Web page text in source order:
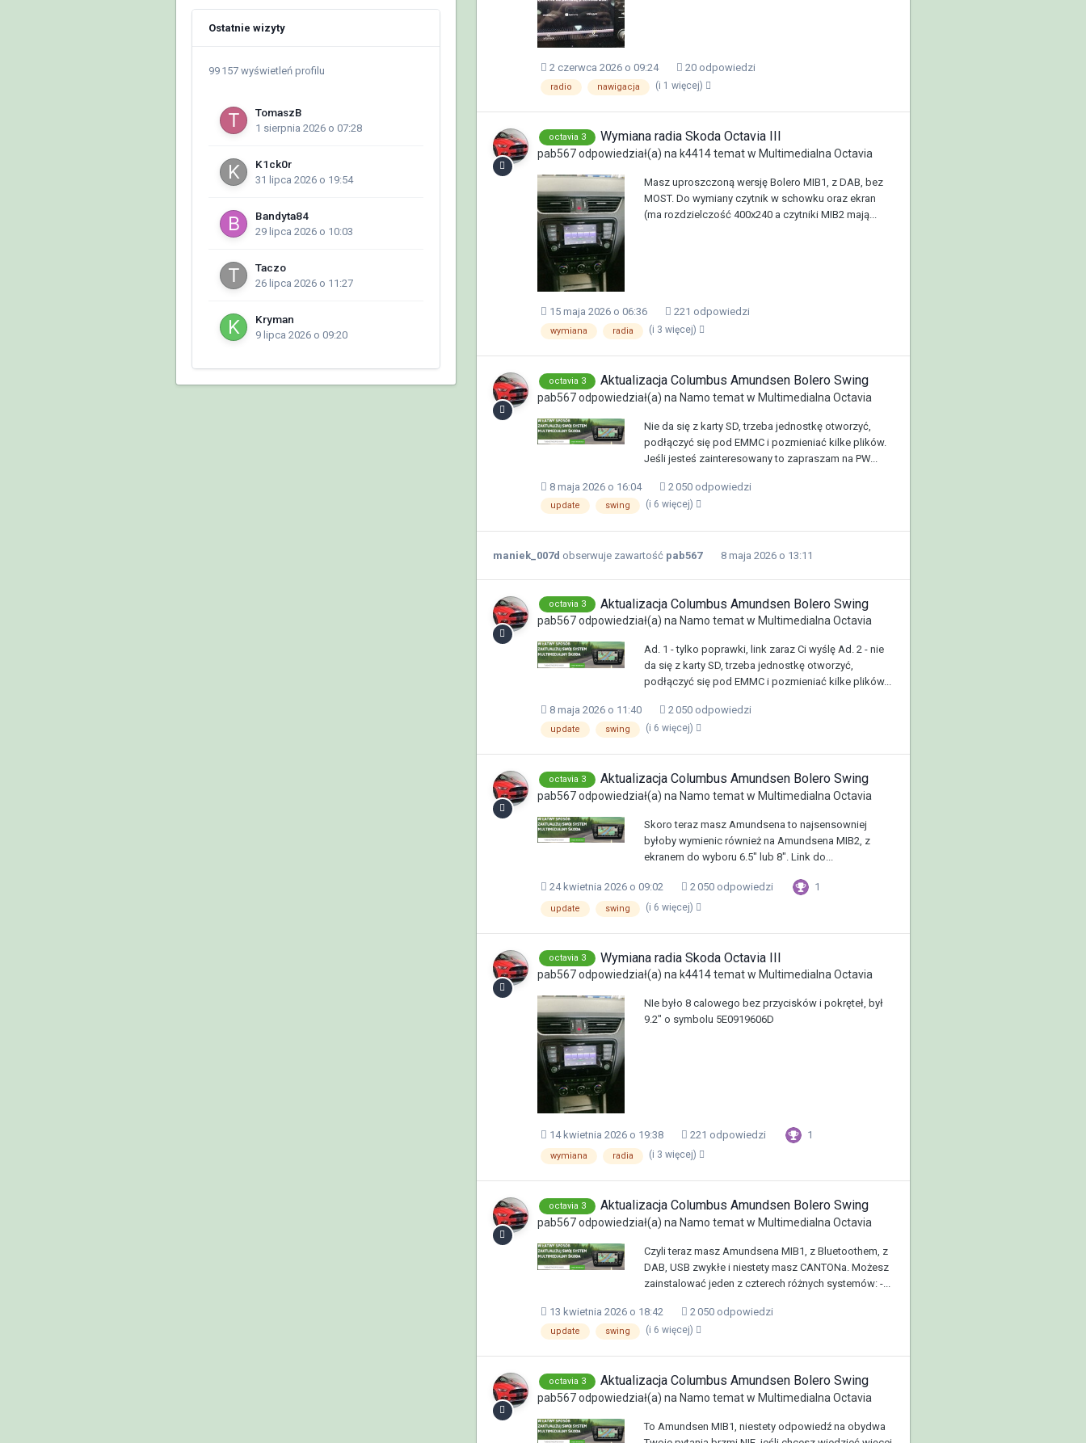
Ostatnie wizyty
99 157 wyświetleń profilu
TomaszB
1 sierpnia 2026 o 07:28
K1ck0r
31 lipca 2026 o 19:54
Bandyta84
29 lipca 2026 o 10:03
Taczo
26 lipca 2026 o 11:27
Kryman
9 lipca 2026 o 09:20
2 czerwca 2026 o 09:24 20 odpowiedzi
radio nawigacja (i 1 więcej)
octavia 3 Wymiana radia Skoda Octavia III
pab567odpowiedział(a) na k4414temat w Multimedialna Octavia
Masz uproszczoną wersję Bolero MIB1, z DAB, bez
MOST. Do wymiany czytnik w schowku oraz ekran
(ma rozdzielczość 400x240 a czytniki MIB2 mają...
15 maja 2026 o 06:36 221 odpowiedzi
wymiana radia (i 3 więcej)
octavia 3 Aktualizacja Columbus Amundsen Bolero Swing
pab567odpowiedział(a) na Namo temat w Multimedialna Octavia
Nie da się z karty SD, trzeba jednostkę otworzyć,
podłączyć się pod EMMC i pozmieniać kilke plików.
Jeśli jesteś zainteresowany to zapraszam na PW...
8 maja 2026 o 16:04 2 050 odpowiedzi
update swing (i 6 więcej)
maniek_007d obserwuje zawartość pab567 8 maja 2026 o 13:11
octavia 3 Aktualizacja Columbus Amundsen Bolero Swing
pab567odpowiedział(a) na Namo temat w Multimedialna Octavia
Ad. 1 - tylko poprawki, link zaraz Ci wyślę Ad. 2 - nie
da się z karty SD, trzeba jednostkę otworzyć,
podłączyć się pod EMMC i pozmieniać kilke plików...
8 maja 2026 o 11:40 2 050 odpowiedzi
update swing (i 6 więcej)
octavia 3 Aktualizacja Columbus Amundsen Bolero Swing
pab567odpowiedział(a) na Namo temat w Multimedialna Octavia
Skoro teraz masz Amundsena to najsensowniej
byłoby wymienic również na Amundsena MIB2, z
ekranem do wyboru 6.5" lub 8". Link do...
24 kwietnia 2026 o 09:02 2 050 odpowiedzi 1
update swing (i 6 więcej)
octavia 3 Wymiana radia Skoda Octavia III
pab567odpowiedział(a) na k4414temat w Multimedialna Octavia
NIe było 8 calowego bez przycisków i pokręteł, był
9.2" o symbolu 5E0919606D
14 kwietnia 2026 o 19:38 221 odpowiedzi 1
wymiana radia (i 3 więcej)
octavia 3 Aktualizacja Columbus Amundsen Bolero Swing
pab567odpowiedział(a) na Namo temat w Multimedialna Octavia
Czyli teraz masz Amundsena MIB1, z Bluetoothem, z
DAB, USB zwykłe i niestety masz CANTONa. Możesz
zainstalować jeden z czterech różnych systemów: -...
13 kwietnia 2026 o 18:42 2 050 odpowiedzi
update swing (i 6 więcej)
octavia 3 Aktualizacja Columbus Amundsen Bolero Swing
pab567odpowiedział(a) na Namo temat w Multimedialna Octavia
To Amundsen MIB1, niestety odpowiedź na obydwa